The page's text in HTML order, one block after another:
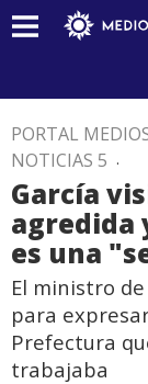
PORTAL
NOTICIAS 5 .
García
agredida
es una
El ministro
para
Prefectura
trabajaba